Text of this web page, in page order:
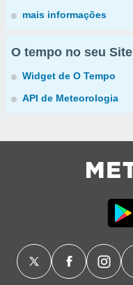
mais informações
O tempo no seu Site
Widget de O Tempo
API de Meteorologia